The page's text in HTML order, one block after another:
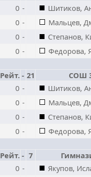
0 -
Шитиков,
0 -
Мальцев,
0 -
Степанов,
0 -
Федорова,
Рейт. - 21
СОШ
0 -
Шитиков,
0 -
Мальцев,
0 -
Степанов,
0 -
Федорова,
Рейт. - 7
0 -
Якупов,